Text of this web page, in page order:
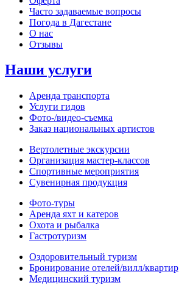
Часто задаваемые вопросы
Погода в Дагестане
О нас
Отзывы
Наши услуги
Аренда транспорта
Услуги гидов
Фото-/видео‑съемка
Заказ национальных артистов
Вертолетные экскурсии
Организация мастер‑классов
Спортивные мероприятия
Сувенирная продукция
Фото‑туры
Аренда яхт и катеров
Охота и рыбалка
Гастротуризм
Оздоровительный туризм
Бронирование отелей/вилл/квартир
Медицинский туризм